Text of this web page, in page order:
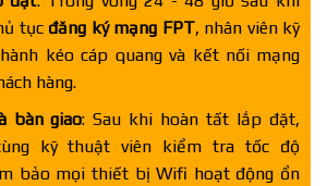
tục đăng ký mạng FPT, nhân viên kỹ
kéo cáp quang và kết nối mạng
hàng.
bàn giao: Sau khi hoàn tất lắp đặt,
kỹ thuật viên kiểm tra tốc độ
bảo mọi thiết bị Wifi hoạt động ổn